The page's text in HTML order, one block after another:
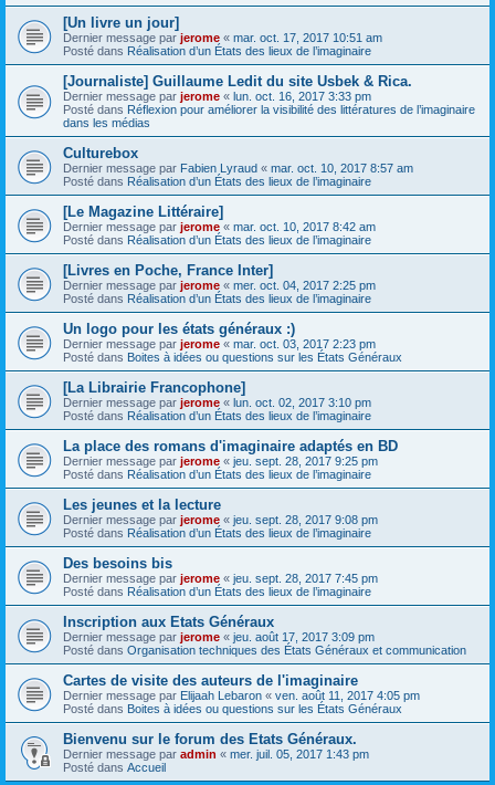
[Un livre un jour]
Dernier message par jerome « mar. oct. 17, 2017 10:51 am
Posté dans Réalisation d’un États des lieux de l’imaginaire
[Journaliste] Guillaume Ledit du site Usbek & Rica.
Dernier message par jerome « lun. oct. 16, 2017 3:33 pm
Posté dans Réflexion pour améliorer la visibilité des littératures de l’imaginaire
dans les médias
Culturebox
Dernier message par Fabien Lyraud « mar. oct. 10, 2017 8:57 am
Posté dans Réalisation d’un États des lieux de l’imaginaire
[Le Magazine Littéraire]
Dernier message par jerome « mar. oct. 10, 2017 8:42 am
Posté dans Réalisation d’un États des lieux de l’imaginaire
[Livres en Poche, France Inter]
Dernier message par jerome « mer. oct. 04, 2017 2:25 pm
Posté dans Réalisation d’un États des lieux de l’imaginaire
Un logo pour les états généraux :)
Dernier message par jerome « mar. oct. 03, 2017 2:23 pm
Posté dans Boites à idées ou questions sur les États Généraux
[La Librairie Francophone]
Dernier message par jerome « lun. oct. 02, 2017 3:10 pm
Posté dans Réalisation d’un États des lieux de l’imaginaire
La place des romans d'imaginaire adaptés en BD
Dernier message par jerome « jeu. sept. 28, 2017 9:25 pm
Posté dans Réalisation d’un États des lieux de l’imaginaire
Les jeunes et la lecture
Dernier message par jerome « jeu. sept. 28, 2017 9:08 pm
Posté dans Réalisation d’un États des lieux de l’imaginaire
Des besoins bis
Dernier message par jerome « jeu. sept. 28, 2017 7:45 pm
Posté dans Réalisation d’un États des lieux de l’imaginaire
Inscription aux Etats Généraux
Dernier message par jerome « jeu. août 17, 2017 3:09 pm
Posté dans Organisation techniques des États Généraux et communication
Cartes de visite des auteurs de l'imaginaire
Dernier message par Elijaah Lebaron « ven. août 11, 2017 4:05 pm
Posté dans Boites à idées ou questions sur les États Généraux
Bienvenu sur le forum des Etats Généraux.
Dernier message par admin « mer. juil. 05, 2017 1:43 pm
Posté dans Accueil